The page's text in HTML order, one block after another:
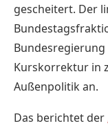
gescheitert. Der
Kurskorrektur in
Außenpolitik an.
Das berichtet der